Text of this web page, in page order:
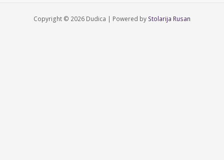
Copyright © 2026 Dudica | Powered by Stolarija Rusan